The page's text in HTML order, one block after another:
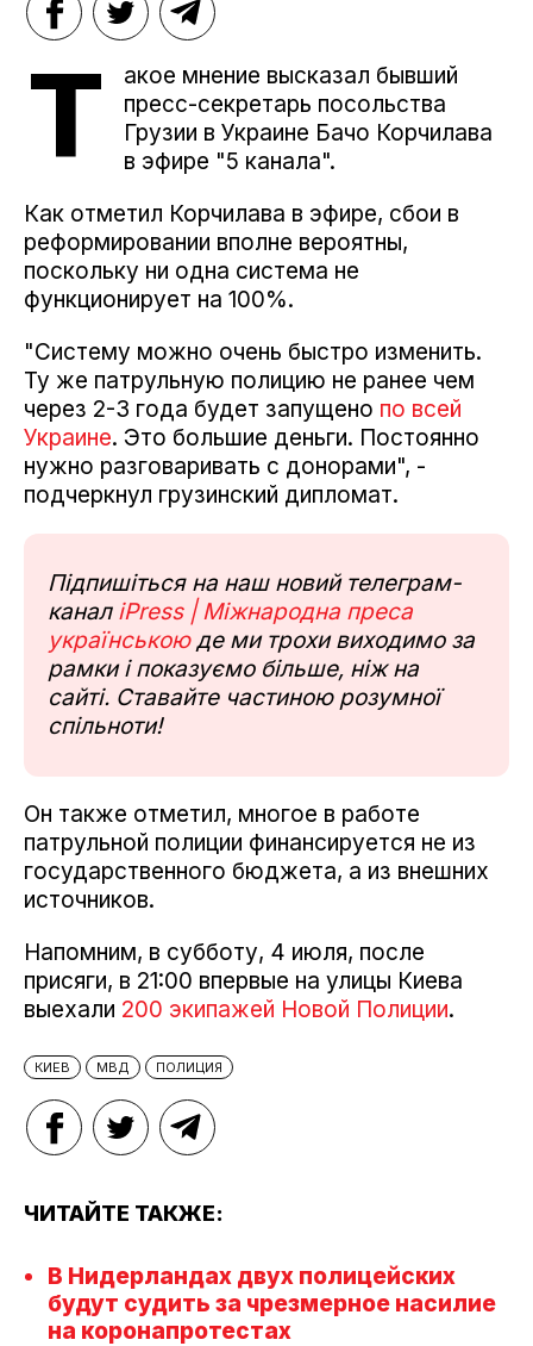
Т
акое мнение высказал бывший
пресс-секретарь посольства
Грузии в Украине Бачо Корчилава
в эфире "5 канала".
Как отметил Корчилава в эфире, сбои в
реформировании вполне вероятны,
поскольку ни одна система не
функционирует на 100%.
"Систему можно очень быстро изменить.
Ту же патрульную полицию не ранее чем
через 2-3 года будет запущено по всей
Украине. Это большие деньги. Постоянно
нужно разговаривать с донорами", -
подчеркнул грузинский дипломат.
Підпишіться на наш новий телеграм-
канал iPress | Міжнародна преса
українськоюде ми трохи виходимо за
рамки і показуємо більше, ніж на
сайті. Ставайте частиною розумної
спільноти!
Он также отметил, многое в работе
патрульной полиции финансируется не из
государственного бюджета, а из внешних
источников.
Напомним, в субботу, 4 июля, после
присяги, в 21:00 впервые на улицы Киева
выехали 200 экипажей Новой Полиции.
КИЕВ МВД ПОЛИЦИЯ
ЧИТАЙТЕ ТАКЖЕ:
В Нидерландах двух полицейских
будут судить за чрезмерное насилие
на коронапротестах